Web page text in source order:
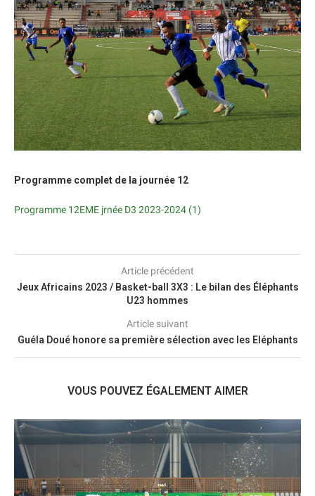
Programme complet de la journée 12
Programme 12EME jrnée D3 2023-2024 (1)
Article précédent
Jeux Africains 2023 / Basket-ball 3X3 : Le bilan des Éléphants
U23 hommes
Article suivant
Guéla Doué honore sa première sélection avec les Eléphants
VOUS POUVEZ ÉGALEMENT AIMER